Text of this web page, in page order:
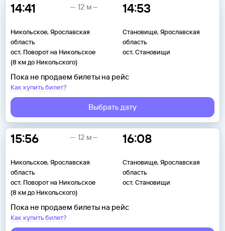
14:41
Никольское, Ярославская
область
ост. Поворот на Никольское
(8 км до Никольского)
14:53
Становище, Ярославская
область
ост. Становищи
12 м
Пока не продаем билеты на рейс
Как купить билет?
Выбрать дату
15:56
Никольское, Ярославская
область
ост. Поворот на Никольское
(8 км до Никольского)
16:08
Становище, Ярославская
область
ост. Становищи
12 м
Пока не продаем билеты на рейс
Как купить билет?